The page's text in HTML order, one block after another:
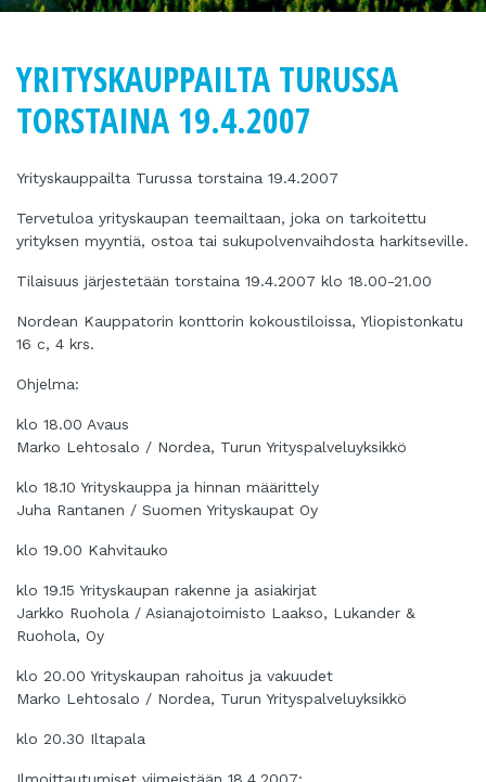
YRITYSKAUPPAILTA TURUSSA
TORSTAINA 19.4.2007
Yrityskauppailta Turussa torstaina 19.4.2007
Tervetuloa yrityskaupan teemailtaan, joka on tarkoitettu
yrityksen myyntiä, ostoa tai sukupolvenvaihdosta harkitseville.
Tilaisuus järjestetään torstaina 19.4.2007 klo 18.00-21.00
Nordean Kauppatorin konttorin kokoustiloissa, Yliopistonkatu
16 c, 4 krs.
Ohjelma:
klo 18.00 Avaus
Marko Lehtosalo / Nordea, Turun Yrityspalveluyksikkö
klo 18.10 Yrityskauppa ja hinnan määrittely
Juha Rantanen / Suomen Yrityskaupat Oy
klo 19.00 Kahvitauko
klo 19.15 Yrityskaupan rakenne ja asiakirjat
Jarkko Ruohola / Asianajotoimisto Laakso, Lukander &
Ruohola, Oy
klo 20.00 Yrityskaupan rahoitus ja vakuudet
Marko Lehtosalo / Nordea, Turun Yrityspalveluyksikkö
klo 20.30 Iltapala